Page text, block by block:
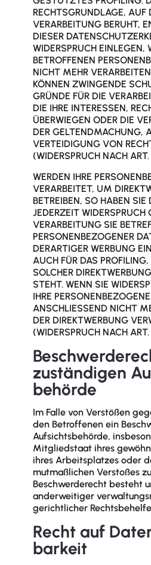
RECHTSGRUNDLAGE, AUF
VERARBEITUNG BERUHT,
DIESER
WIDERSPRUCH EINLEGEN,
BETROFFENEN
NICHT MEHR
KÖNNEN ZWINGENDE
GRÜNDE FÜR DIE
DIE IHRE INTERESSEN,
ÜBERWIEGEN ODER DIE
DER GELTENDMACHUNG,
VERTEIDIGUNG VON
(WIDERSPRUCH NACH
WERDEN IHRE
VERARBEITET, UM
BETREIBEN, SO HABEN SIE
JEDERZEIT WIDERSPRUCH
VERARBEITUNG SIE
PERSONENBEZOGENER
DERARTIGER WERBUNG
AUCH FÜR DAS
SOLCHER
STEHT. WENN SIE
IHRE
ANSCHLIESSEND NICHT
DER DIREKTWERBUNG
(WIDERSPRUCH NACH
zuständigen
behörde
Im Falle von Verstößen
den Betroffenen ein
Aufsichtsbehörde,
Mitgliedstaat ihres
ihres Arbeitsplatzes oder
mutmaßlichen Verstoßes
Beschwerderecht besteht
anderweitiger
gerichtlicher
Recht auf
barkeit